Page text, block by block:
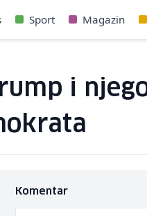
Sport Magazin
i
Komentar